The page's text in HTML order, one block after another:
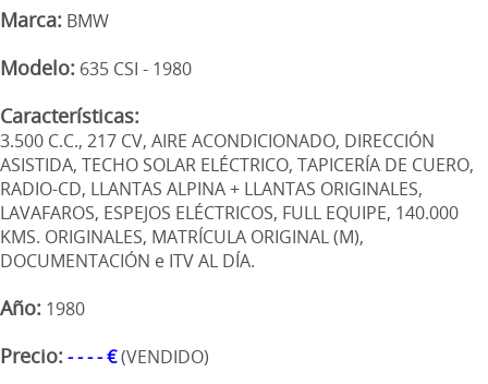
Marca: BMW
Modelo: 635 CSI - 1980
Características:
3.500 C.C., 217 CV, AIRE ACONDICIONADO, DIRECCIÓN
ASISTIDA, TECHO SOLAR ELÉCTRICO, TAPICERÍA DE CUERO,
RADIO-CD, LLANTAS ALPINA + LLANTAS ORIGINALES,
LAVAFAROS, ESPEJOS ELÉCTRICOS, FULL EQUIPE, 140.000
KMS. ORIGINALES, MATRÍCULA ORIGINAL (M),
DOCUMENTACIÓN e ITV AL DÍA.
Año: 1980
Precio:- - - - €(VENDIDO)